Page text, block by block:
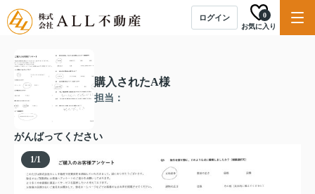
ログイン
お気に入り
0
購入されたA様
担当：
がんばってください
1/1